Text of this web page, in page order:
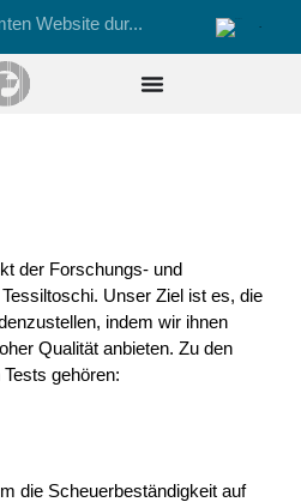
der Forschungs- und
Unser Ziel ist es, die
indem wir ihnen
Qualität anbieten.Zu den
gehören:
die Scheuerbeständigkeit auf